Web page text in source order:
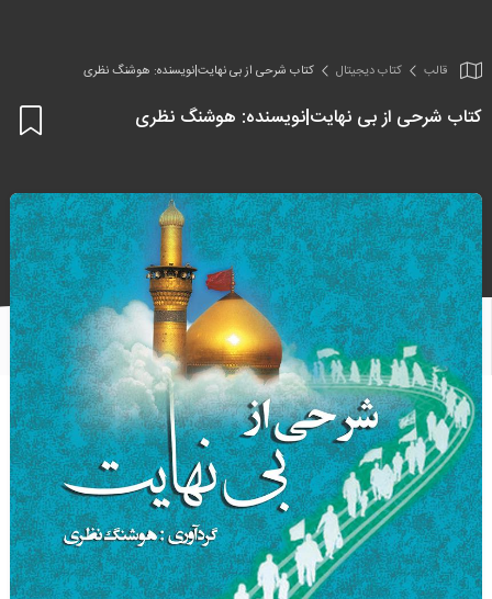
قالب کتاب دیجیتال کتاب شرحی از بی نهایت|نویسنده: هوشنگ نظری
کتاب شرحی از بی نهایت|نویسنده: هوشنگ نظری